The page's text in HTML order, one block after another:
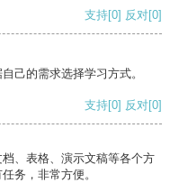
支持[0] 反对[0]
己的需求选择学习方式。
支持[0] 反对[0]
、表格、演示文稿等各个方
务，非常方便。